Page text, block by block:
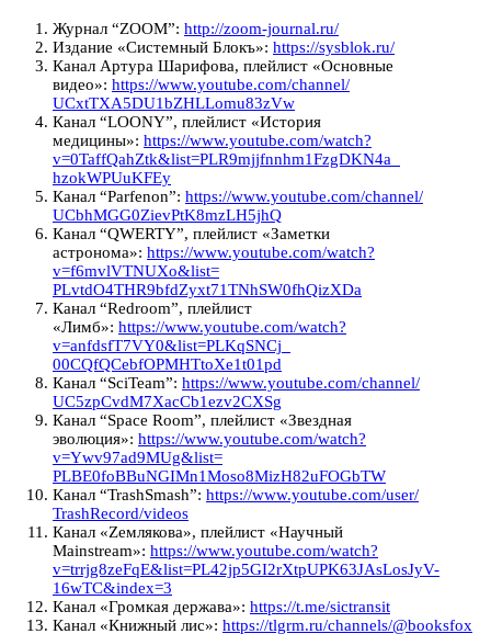
Журнал “ZOOM”: http://zoom-journal.ru/
Издание «Системный Блокъ»: https://sysblok.ru/
Канал Артура Шарифова, плейлист «Основные
видео»: https://www.youtube.com/channel/
UCxtTXA5DU1bZHLLomu83zVw
Канал “LOONY”, плейлист «История
медицины»: https://www.youtube.com/watch?
v=0TaffQahZtk&list=PLR9mjjfnnhm1FzgDKN4a_
hzokWPUuKFEy
Канал “Parfenon”: https://www.youtube.com/channel/
UCbhMGG0ZievPtK8mzLH5jhQ
Канал “QWERTY”, плейлист «Заметки
астронома»: https://www.youtube.com/watch?
v=f6mvlVTNUXo&list=
PLvtdO4THR9bfdZyxt71TNhSW0fhQizXDa
Канал “Redroom”, плейлист
«Лимб»: https://www.youtube.com/watch?
v=anfdsfT7VY0&list=PLKqSNCj_
00CQfQCebfOPMHTtoXe1t01pd
Канал “SciTeam”: https://www.youtube.com/channel/
UC5zpCvdM7XacCb1ezv2CXSg
Канал “Space Room”, плейлист «Звездная
эволюция»: https://www.youtube.com/watch?
v=Ywv97ad9MUg&list=
PLBE0foBBuNGIMn1Moso8MizH82uFOGbTW
Канал “TrashSmash”: https://www.youtube.com/user/
TrashRecord/videos
Канал «Zемлякова», плейлист «Научный
Mainstream»: https://www.youtube.com/watch?
v=trrjg8zeFqE&list=PL42jp5GI2rXtpUPK63JAsLosJyV-
16wTC&index=3
Канал «Громкая держава»: https://t.me/sictransit
Канал «Книжный лис»: https://tlgrm.ru/channels/@booksfox